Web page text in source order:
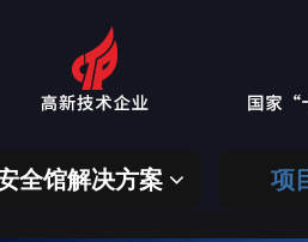
全馆解决方案 项